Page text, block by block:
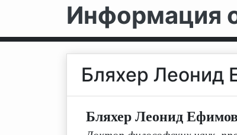
Информация
Бляхер Леонид
Бляхер Леонид